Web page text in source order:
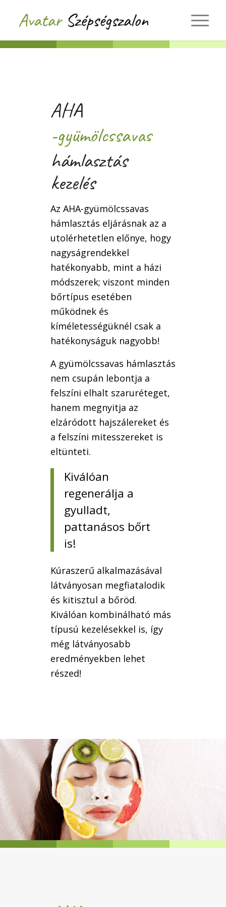
AHA
-gyümölcssavas
hámlasztás
kezelés
Az AHA-gyümölcssavas
hámlasztás eljárásnak az a
utolérhetetlen előnye, hogy
nagyságrendekkel
hatékonyabb, mint a házi
módszerek; viszont minden
bőrtípus esetében
működnek és
kíméletességüknél csak a
hatékonyságuk nagyobb!
A gyümölcssavas hámlasztás
nem csupán lebontja a
felszíni elhalt szaruréteget,
hanem megnyitja az
elzáródott hajszálereket és
a felszíni mitesszereket is
eltünteti.
Kiválóan
regenerálja a
gyulladt,
pattanásos bőrt
is!
Kúraszerű alkalmazásával
látványosan megfiatalodik
és kitisztul a bőröd.
Kiválóan kombinálható más
típusú kezelésekkel is, így
még látványosabb
eredményekben lehet
részed!